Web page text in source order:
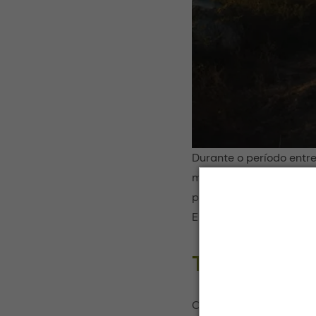
Durante o período
milímetros de chuva,
prejudicada. A
Ela suporta bem os
Transição
Organizar a transição